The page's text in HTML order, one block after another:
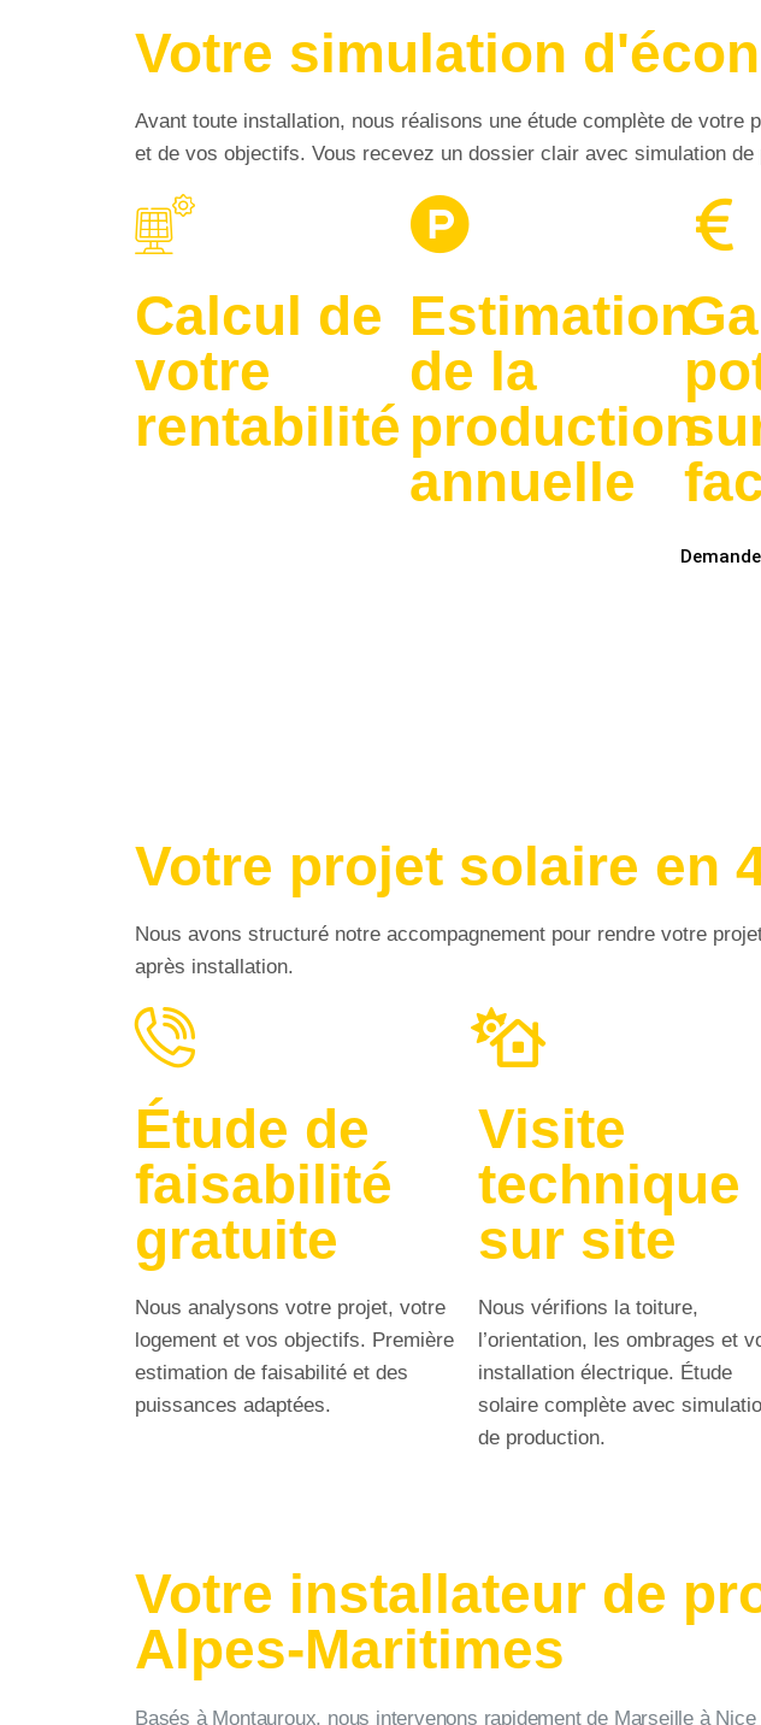
Votre simulation
Avant toute installation, nous réalisons une étude complète de
et de vos objectifs. Vous recevez un dossier clair avec simulation
Calcul de
votre
rentabilité
Estimation
de la
production
annuelle
Votre projet solaire en
Nous avons structuré notre accompagnement pour rendre votre
après installation.
Étude de
faisabilité
gratuite
Nous analysons votre projet, votre
logement et vos objectifs. Première
estimation de faisabilité et des
puissances adaptées.
Visite
technique
sur site
Nous vérifions la toiture,
l’orientation, les ombrages et
installation électrique. Étude
solaire complète avec
de production.
Votre installateur de
Alpes-Maritimes
Basés à Montauroux, nous intervenons rapidement de Marseille à